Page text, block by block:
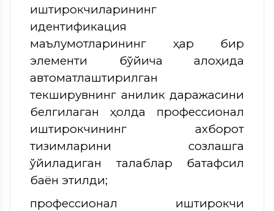
иштирокчиларининг
идентификация
маълумотларининг ҳар бир
элементи бўйича алоҳида
автоматлаштирилган
текширувнинг аниқлик даражасини
белгилаган ҳолда профессионал
иштирокчининг ахборот
тизимларини созлашга
қўйиладиган талаблар батафсил
баён этилди;
профессионал иштирокчи